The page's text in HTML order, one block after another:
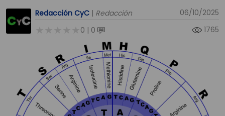
Redacción CyC | Redacción
06/10/2025
0 | 0 1765